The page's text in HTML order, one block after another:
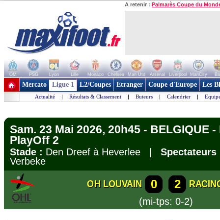
A retenir : Palmarès Coupe du
OM PSG Lyon Lille Monaco Chelsea Man Utd Arsenal Liverpool ManCity
+ de clubs
Mercato Ligue 1 L2/Coupes Etranger Coupe d'Europe Les
Actualité | Résultats & Classement | Buteurs | Calendrier |
Sam. 23 Mai 2026, 20h45 - BELGIQUE
PlayOff 2
Stade : Den Dreef à Heverlee | Spectateurs
Verbeke
OH LOUVAIN 0 2
(mi-tps: 0-2)